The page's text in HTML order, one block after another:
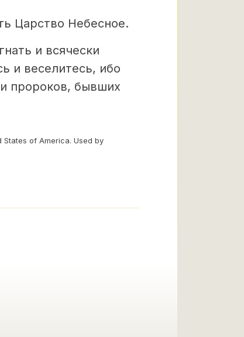
Царство Небесное.
и всячески
и веселитесь, ибо
и пророков, бывших
of America. Used by